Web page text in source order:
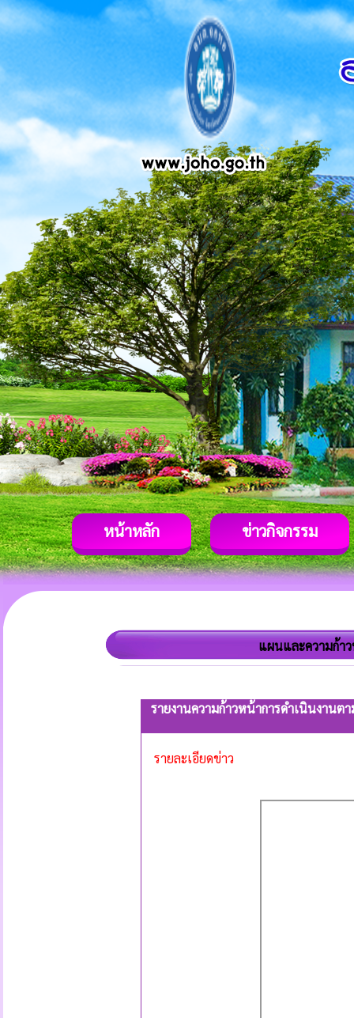
หน้าหลัก ข่าวกิจกรรม
แผนและความก้า
รายงานความก้าวหน้าการดำเนินงาน
รายละเอียดข่าว